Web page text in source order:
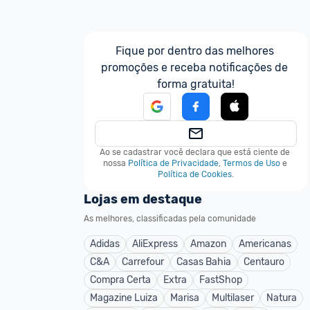
Fique por dentro das melhores
promoções e receba notificações de
forma gratuita!
Ao se cadastrar você declara que está ciente de
nossa Política de Privacidade, Termos de Uso e
Política de Cookies.
Lojas em destaque
As melhores, classificadas pela comunidade
Adidas AliExpress Amazon
Americanas
C&A
Carrefour Casas Bahia
Centauro
Compra Certa
Extra
FastShop
Magazine Luiza
Marisa Multilaser
Natura